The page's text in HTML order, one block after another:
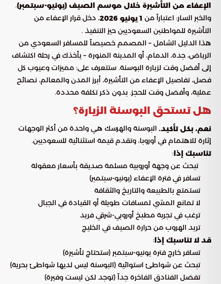
الإعفاء من التأشيرة خلال موسم الصيف (يونيو-سبتمبر).
والخبر السار: اعتباراً من 1 يونيو 2026
، دخل قرار الإعفاء من
التأشيرة للمواطنين السعوديين حيز التنفيذ .
هذا الدليل الشامل – المصمم خصيصاً للمسافر السعودي من
الرياض، جدة، الدمام، أو المدينة المنورة – يأخذك في رحلة اكتشاف
إلى أفضل وقت لزيارة البوسنة. ستتعرف على: مميزات وعيوب كل
فصل، تفاصيل الإعفاء من التأشيرة، أبرز المدن والمعالم، نصائح
عملية، وأفضل وقت للحجز. بدون ذكر تكلفة محددة.
هل تستحق البوسنة الزيارة؟
نعم، بكل تأكيد. البوسنة والهرسك هي واحدة من أكثر الوجهات
إثارة للاهتمام في أوروبا، وتقدم قيمة استثنائية للسعوديين.
تناسبك إذا:
تبحث عن وجهة أوروبية مسلمة صديقة بأسعار معقولة
تسافر في فترة الإعفاء (يونيو-سبتمبر)
تستمتع بالطبيعة والتاريخ والثقافة
لا تمانع المشي لمسافات طويلة أو القيادة في الجبال
ترغب في تجربة مطبخ أوروبي-شرقي فريد
تريد الهروب من حرارة الصيف في الخليج
قد لا تناسبك إذا:
تسافر خارج فترة يونيو-سبتمبر (ستحتاج تأشيرة)
تبحث عن شواطئ استوائية (البوسنة ليس لديها شواطئ بحرية)
تفضل الفنادق الفاخرة جداً (توجد لكن ليست وفيرة)